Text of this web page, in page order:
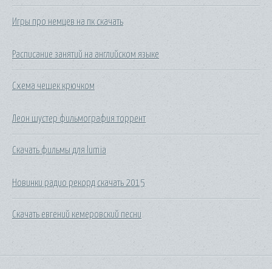
Игры про немцев на пк скачать
Расписание занятий на английском языке
Схема чешек крючком
Леон шустер фильмография торрент
Скачать фильмы для lumia
Новинки радио рекорд скачать 2015
Скачать евгений кемеровский песни